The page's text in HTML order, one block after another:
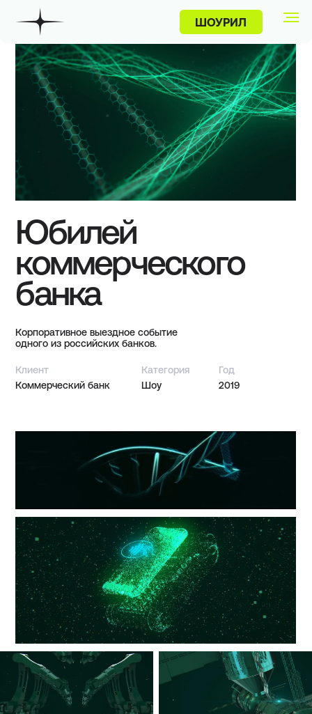
ПРОЕКТЫ
2019
Юбилей
коммерческого
Корпоративное выездное событие
одного из российских банков.
Год
Шоу
Категория
Коммерческий банк
Клиент